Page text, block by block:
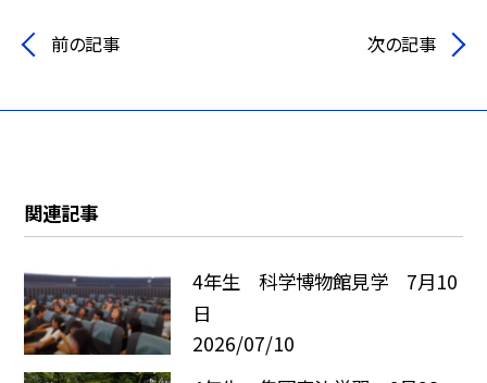
前の記事 次の記事
関連記事
4年生 科学博物館見学 7月10
日
2026/07/10